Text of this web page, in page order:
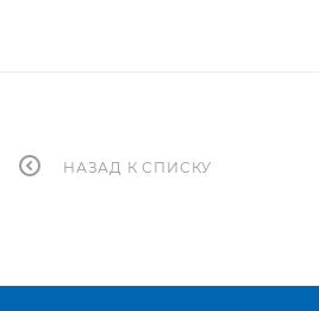
НАЗАД К СПИСКУ